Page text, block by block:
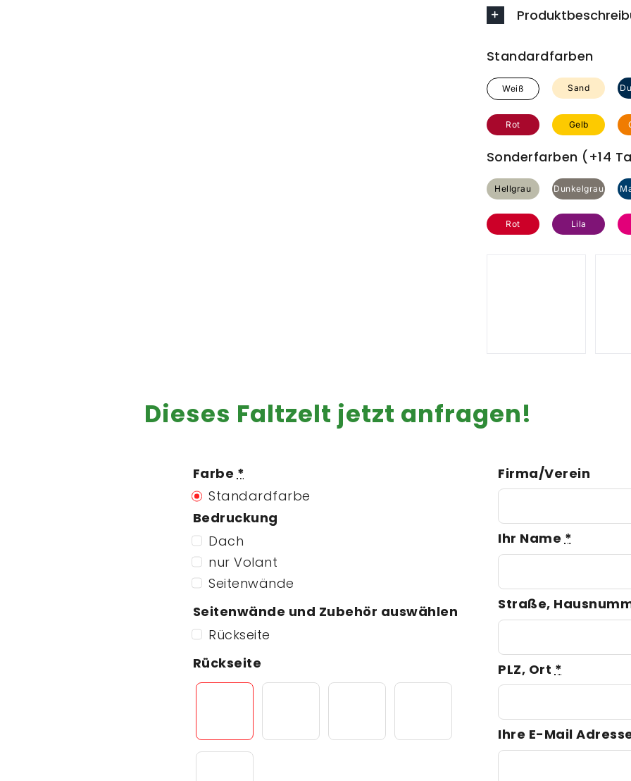
Standardfarben
Weiß Sand
Rot Gelb
Sonderfarben (+14
Hellgrau Dunkelgrau
Rot Lila
Dieses Faltzelt jetzt anfragen!
Farbe *
Standardfarbe
Bedruckung
Dach
nur Volant
Seitenwände
Seitenwände und Zubehör auswählen
Rückseite
Rückseite
Firma/Verein
Ihr Name*
Straße,
PLZ, Ort *
Ihre E-Mail